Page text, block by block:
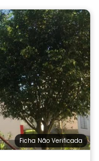
Ficha Não Verificada